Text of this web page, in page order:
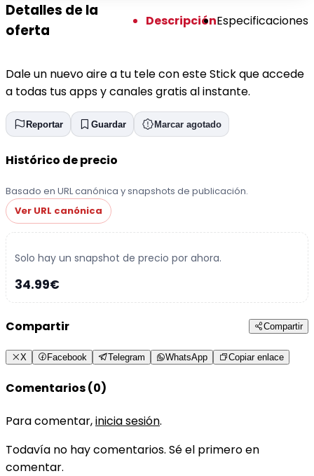
Detalles de la
oferta
DescripciónEspecificaciones
Dale un nuevo aire a tu tele con este Stick que accede
a todas tus apps y canales gratis al instante.
Reportar Guardar Marcar agotado
Histórico de precio
Basado en URL canónica y snapshots de publicación.
Ver URL canónica
Solo hay un snapshot de precio por ahora.
34.99€
Compartir Compartir
X Facebook Telegram WhatsApp Copiar enlace
Comentarios (0)
Para comentar,inicia sesión.
Todavía no hay comentarios. Sé el primero en
comentar.